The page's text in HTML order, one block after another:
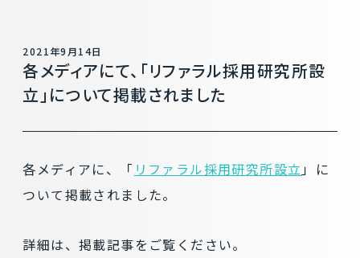
2021年9月14日
各メディアにて、「リファラル採用研究所設
立」について掲載されました
各メディアに、「 リファラル採用研究所設立」に
ついて掲載されました。
詳細は、掲載記事をご覧ください。